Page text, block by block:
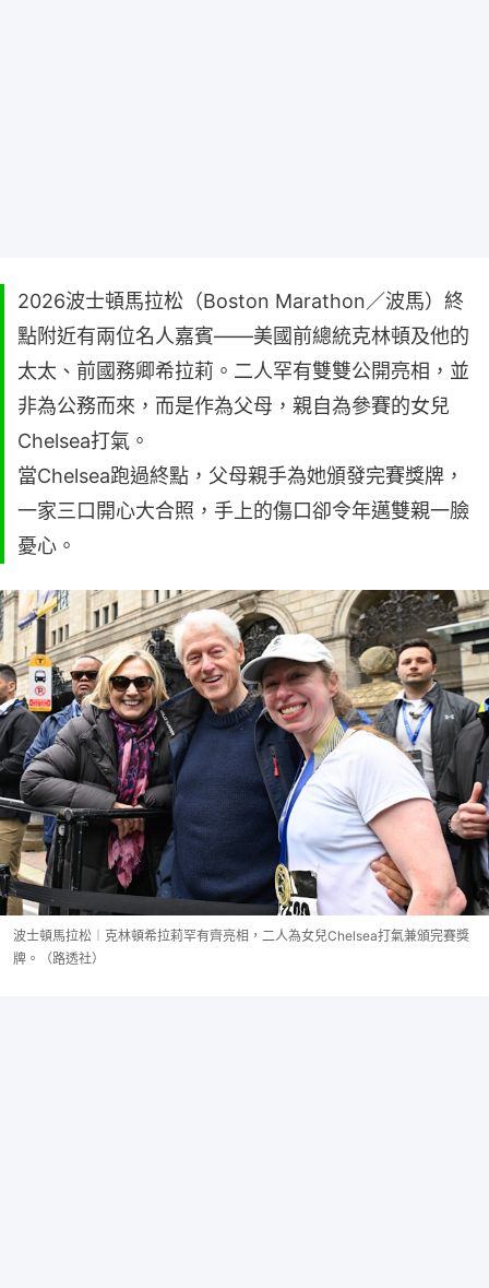
2026波士頓馬拉松（Boston Marathon／波馬）終
點附近有兩位名人嘉賓——美國前總統克林頓及他的
太太、前國務卿希拉莉。二人罕有雙雙公開亮相，並
非為公務而來，而是作為父母，親自為參賽的女兒
Chelsea打氣。
當Chelsea跑過終點，父母親手為她頒發完賽獎牌，
一家三口開心大合照，手上的傷口卻令年邁雙親一臉
憂心。
波士頓馬拉松︱克林頓希拉莉罕有齊亮相，二人為女兒Chelsea打氣兼頒完賽獎
牌。（路透社）